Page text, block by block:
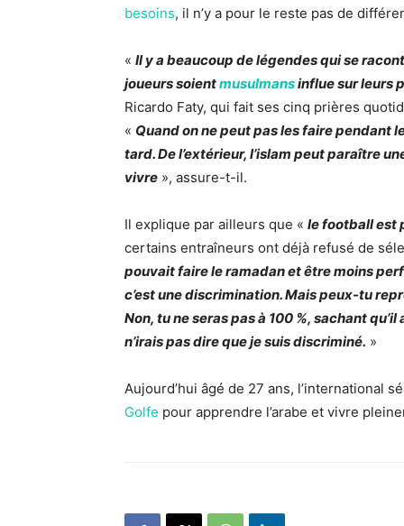
besoins, il n’y a pour le reste pas de
« Il y a beaucoup de légendes qui se
joueurs soientmusulmansinflue sur leurs
Ricardo Faty, qui fait ses cinq prières
« Quand on ne peut pas les faire pendant
tard. De l’extérieur, l’islam peut paraître
vivre », assure-t-il.
Il explique par ailleurs que « le football est
certains entraîneurs ont déjà refusé de
pouvait faire le ramadan et être moins
c’est une discrimination. Mais peux-tu
Non, tu ne seras pas à 100 %, sachant
n’irais pas dire que je suis discriminé. »
Aujourd’hui âgé de 27 ans, l’international
Golfe pour apprendre l’arabe et vivre